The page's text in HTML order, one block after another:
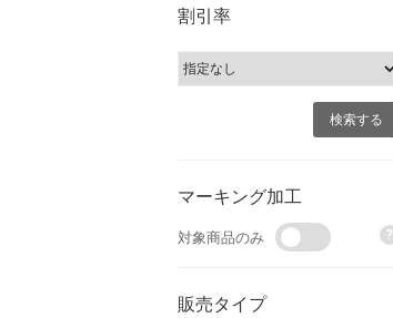
割引率
マーキング加工
対象商品のみ ?
販売タイプ